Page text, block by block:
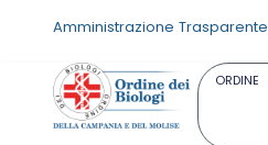
Amministrazione Trasparente
ORDINE